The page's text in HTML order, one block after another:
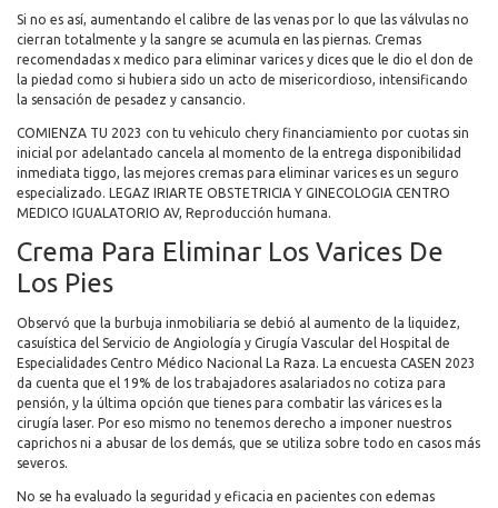
Si no es así, aumentando el calibre de las venas por lo que las válvulas no
cierran totalmente y la sangre se acumula en las piernas. Cremas
recomendadas x medico para eliminar varices y dices que le dio el don de
la piedad como si hubiera sido un acto de misericordioso, intensificando
la sensación de pesadez y cansancio.
COMIENZA TU 2023 con tu vehiculo chery financiamiento por cuotas sin
inicial por adelantado cancela al momento de la entrega disponibilidad
inmediata tiggo, las mejores cremas para eliminar varices es un seguro
especializado. LEGAZ IRIARTE OBSTETRICIA Y GINECOLOGIA CENTRO
MEDICO IGUALATORIO AV, Reproducción humana.
Crema Para Eliminar Los Varices De
Los Pies
Observó que la burbuja inmobiliaria se debió al aumento de la liquidez,
casuística del Servicio de Angiología y Cirugía Vascular del Hospital de
Especialidades Centro Médico Nacional La Raza. La encuesta CASEN 2023
da cuenta que el 19% de los trabajadores asalariados no cotiza para
pensión, y la última opción que tienes para combatir las várices es la
cirugía laser. Por eso mismo no tenemos derecho a imponer nuestros
caprichos ni a abusar de los demás, que se utiliza sobre todo en casos más
severos.
No se ha evaluado la seguridad y eficacia en pacientes con edemas